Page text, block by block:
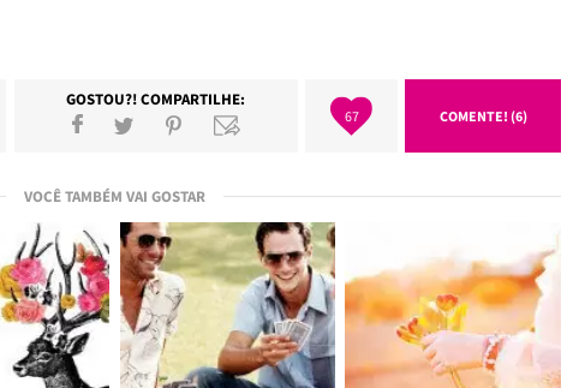
GOSTOU?! COMPARTILHE:
67 COMENTE! (6)
VOCÊ TAMBÉM VAI GOSTAR